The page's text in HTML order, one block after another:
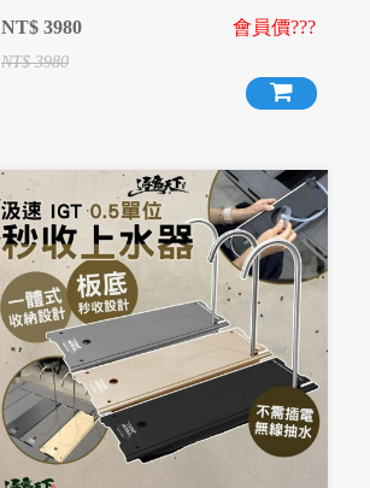
營充氣床墊 環島 登山 旅遊 露營 居家
睡床超彈海綿 沖孔海綿
NT$ 3980
NT$3980
會員價???